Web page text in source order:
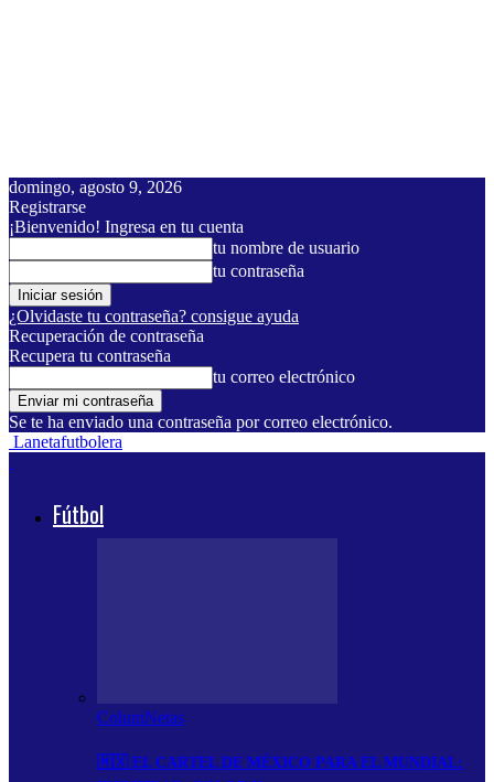
domingo, agosto 9, 2026
Registrarse
¡Bienvenido! Ingresa en tu cuenta
tu nombre de usuario
tu contraseña
¿Olvidaste tu contraseña? consigue ayuda
Recuperación de contraseña
Recupera tu contraseña
tu correo electrónico
Se te ha enviado una contraseña por correo electrónico.
Lanetafutbolera
Fútbol
ColumNetas
🇲🇽 EL CARTEL DE MÉXICO PARA EL MUNDIAL: